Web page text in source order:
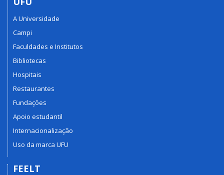
A Universidade
Campi
Faculdades e Institutos
Bibliotecas
Hospitais
Restaurantes
Fundações
Apoio estudantil
Internacionalização
Uso da marca UFU
FEELT